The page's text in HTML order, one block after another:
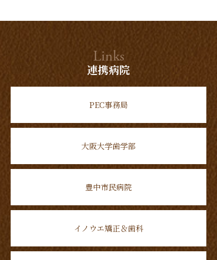
Links
連携病院
PEC事務局
大阪大学歯学部
豊中市民病院
イノウエ矯正＆歯科